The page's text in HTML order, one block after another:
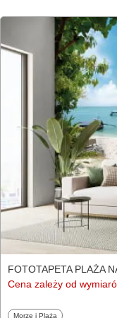
FOTOTAPETA PLAŻA
Cena zależy od
Fototapety
Morze i Plaża